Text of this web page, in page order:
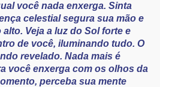
você nada enxerga. Sinta
celestial segura sua mão e
Veja a luz do Sol forte e
de você, iluminando tudo. O
revelado. Nada mais é
você enxerga com os olhos da
perceba sua mente